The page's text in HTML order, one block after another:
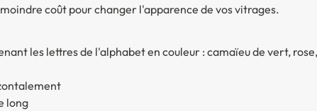
coût pour changer l'apparence de vos vitrages.
les lettres de l'alphabet en couleur : camaïeu de vert,
long